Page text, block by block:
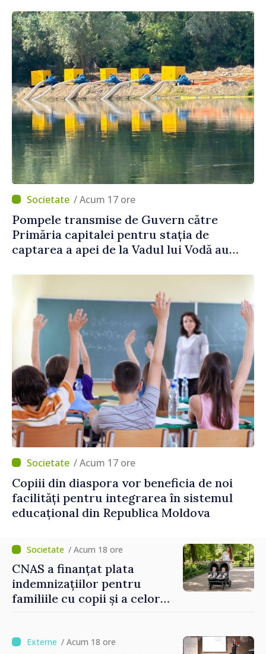
/ Acum 17 ore
Pompele transmise de Guvern către
Primăria capitalei pentru stația de
captarea a apei de la Vadul lui Vodă au
/ Acum 17 ore
Copiii din diaspora vor beneficia de noi
facilități pentru integrarea în sistemul
educațional din Republica Moldova
/ Acum 18 ore
CNAS a finanțat plata
indemnizațiilor pentru
familiile cu copii și a celor
/ Acum 18 ore